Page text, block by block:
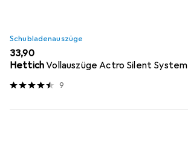
Schubladenauszüge
EUR
33,90
HettichVollauszüge Actro Silent System
9